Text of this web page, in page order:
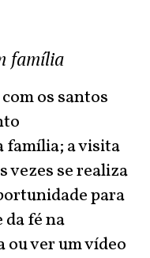
família
os santos
família; a visita
vezes se realiza
para
da fé na
ver um vídeo